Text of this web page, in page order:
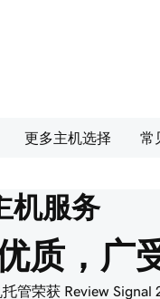
更多主机选择 常
机服务
质，广
管荣获 Review